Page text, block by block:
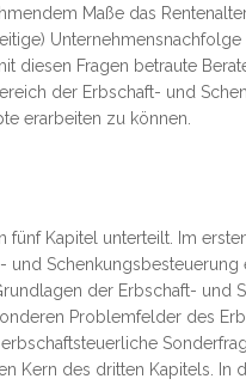
Maße das
diesen Fragen betraute
der Erbschaft- und
erarbeiten zu können.
fünf Kapitel unterteilt. Im
und Schenkungsbesteuerung
der Erbschaft- und
Problemfelder des
Kern des dritten Kapitels. In